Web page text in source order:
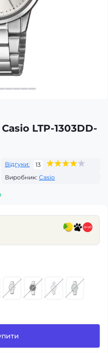
LTP-1303DD-
Відгуки:
13
Виробник: Casio